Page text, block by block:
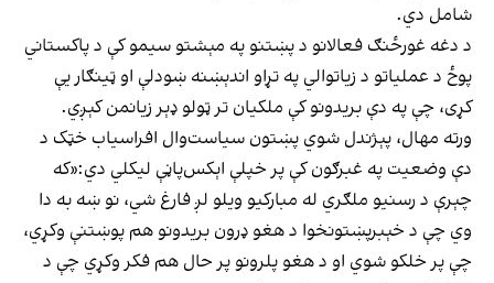
شامل دي.
د دغه غورځنګ فعالانو د پښتنو په مېشتو سیمو کې د پاکستاني
پوځ د عملیاتو د زیاتوالي په تړاو اندېښنه ښودلې او ټینګار یې
کړی، چې په دې بریدونو کې ملکيان تر ټولو ډېر زیانمن کېږي.
ورته مهال، پېژندل شوي پښتون سیاست‌وال افراسیاب خټک د
دې وضعیت په غبرګون کې پر خپلې اېکس‌پاڼې لیکلي دي:«که
چېرې د رسنیو ملګري له مبارکیو ویلو لږ فارغ شي، نو ښه به دا
وي چې د خېبرپښتونخوا د هغو ډرون بریدونو هم پوښتنې وکړي،
چې پر خلکو شوي او د هغو پلرونو پر حال هم فکر وکړي چې د